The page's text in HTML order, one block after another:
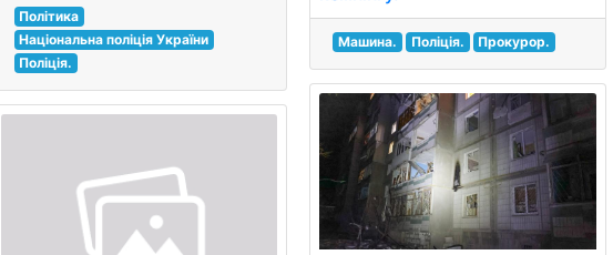
Політика
Національна поліція України
Поліція.
Машина. Поліція. Прокурор.